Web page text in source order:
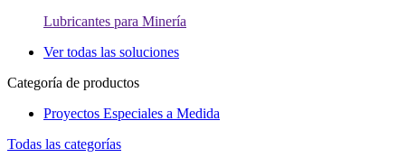
Lubricantes para Minería
Ver todas las soluciones
Categoría de productos
Proyectos Especiales a Medida
Todas las categorías